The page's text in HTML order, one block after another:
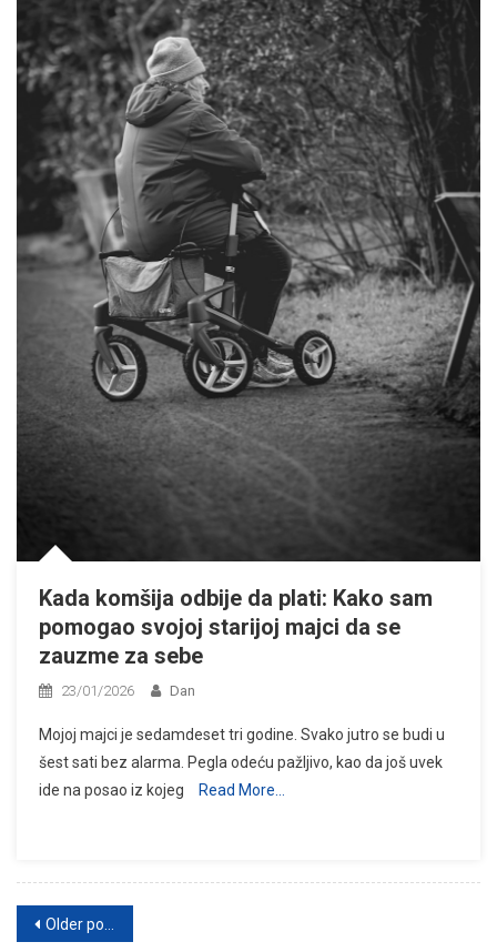
Kada komšija odbije da plati: Kako sam
pomogao svojoj starijoj majci da se
zauzme za sebe
23/01/2026 Dan
Mojoj majci je sedamdeset tri godine. Svako jutro se budi u
šest sati bez alarma. Pegla odeću pažljivo, kao da još uvek
ide na posao iz kojeg
Read More…
Posts
Older posts